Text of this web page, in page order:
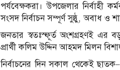
পর্যবেক্ষকরা। উপজেলার নির্বাহী
সংসদ নির্বাচন সম্পূর্ণ সুষ্ঠু, অবাধ ও
জনতার স্বতঃস্ফূর্ত অংশগ্রহণই এর
প্রার্থী কলিম উদ্দিন আহমদ মিলন
নির্বাচনের দিন সকাল থেকেই